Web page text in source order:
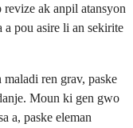
ak anpil atansyon
a pou asire li an sekirite
ren grav, paske
Moun ki gen gwo
a, paske eleman